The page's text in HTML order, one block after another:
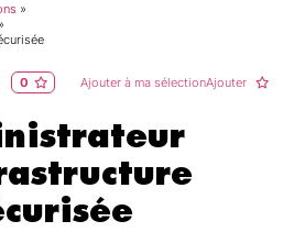
»
»
0 Ajouter à ma sélectionAjouter